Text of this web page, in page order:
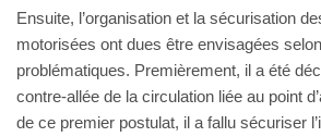
Ensuite, l’organisation et la sécurisation
motorisées ont dues être envisagées
problématiques. Premièrement, il a été
contre-allée de la circulation liée au point
de ce premier postulat, il a fallu sécuriser